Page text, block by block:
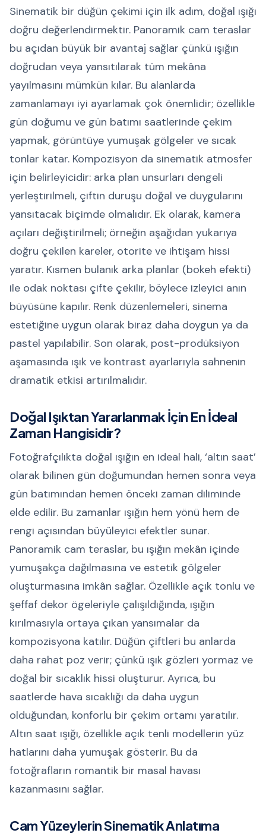
Sinematik bir düğün çekimi için ilk adım, doğal ışığı
doğru değerlendirmektir. Panoramik cam teraslar
bu açıdan büyük bir avantaj sağlar çünkü ışığın
doğrudan veya yansıtılarak tüm mekâna
yayılmasını mümkün kılar. Bu alanlarda
zamanlamayı iyi ayarlamak çok önemlidir; özellikle
gün doğumu ve gün batımı saatlerinde çekim
yapmak, görüntüye yumuşak gölgeler ve sıcak
tonlar katar. Kompozisyon da sinematik atmosfer
için belirleyicidir: arka plan unsurları dengeli
yerleştirilmeli, çiftin duruşu doğal ve duygularını
yansıtacak biçimde olmalıdır. Ek olarak, kamera
açıları değiştirilmeli; örneğin aşağıdan yukarıya
doğru çekilen kareler, otorite ve ihtişam hissi
yaratır. Kısmen bulanık arka planlar (bokeh efekti)
ile odak noktası çifte çekilir, böylece izleyici anın
büyüsüne kapılır. Renk düzenlemeleri, sinema
estetiğine uygun olarak biraz daha doygun ya da
pastel yapılabilir. Son olarak, post-prodüksiyon
aşamasında ışık ve kontrast ayarlarıyla sahnenin
dramatik etkisi artırılmalıdır.
Doğal Işıktan Yararlanmak İçin En İdeal
Zaman Hangisidir?
Fotoğrafçılıkta doğal ışığın en ideal hali, ‘altın saat’
olarak bilinen gün doğumundan hemen sonra veya
gün batımından hemen önceki zaman diliminde
elde edilir. Bu zamanlar ışığın hem yönü hem de
rengi açısından büyüleyici efektler sunar.
Panoramik cam teraslar, bu ışığın mekân içinde
yumuşakça dağılmasına ve estetik gölgeler
oluşturmasına imkân sağlar. Özellikle açık tonlu ve
şeffaf dekor ögeleriyle çalışıldığında, ışığın
kırılmasıyla ortaya çıkan yansımalar da
kompozisyona katılır. Düğün çiftleri bu anlarda
daha rahat poz verir; çünkü ışık gözleri yormaz ve
doğal bir sıcaklık hissi oluşturur. Ayrıca, bu
saatlerde hava sıcaklığı da daha uygun
olduğundan, konforlu bir çekim ortamı yaratılır.
Altın saat ışığı, özellikle açık tenli modellerin yüz
hatlarını daha yumuşak gösterir. Bu da
fotoğrafların romantik bir masal havası
kazanmasını sağlar.
Cam Yüzeylerin Sinematik Anlatıma